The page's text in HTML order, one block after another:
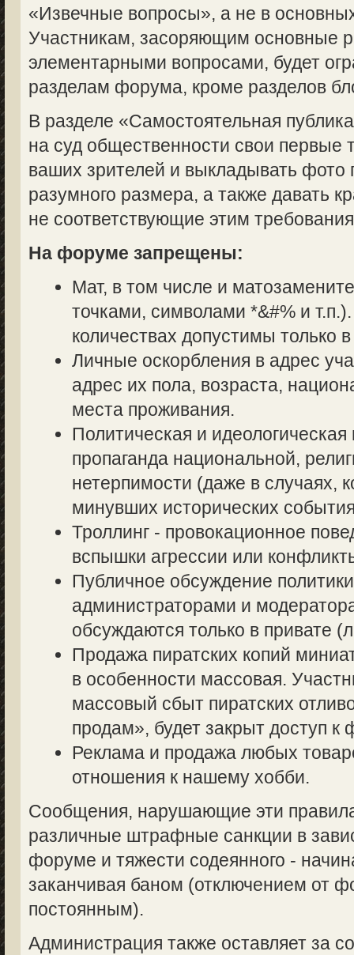
«Извечные вопросы», а не в
Участникам, засоряющим основные
элементарными вопросами, будет
разделам форума, кроме разделов
В разделе «Самостоятельная
на суд общественности свои первые
ваших зрителей и выкладывать фото
разумного размера, а также давать
не соответствующие этим
На форуме запрещены:
Мат, в том числе и
точками, символами *&#% и
количествах допустимы только
Личные оскорбления в адрес
адрес их пола, возраста,
места проживания.
Политическая и
пропаганда национальной,
нетерпимости (даже в случаях,
минувших исторических
Троллинг - провокационное
вспышки агрессии или
Публичное обсуждение
администраторами и
обсуждаются только в привате
Продажа пиратских копий
в особенности массовая.
массовый сбыт пиратских
продам», будет закрыт доступ к
Реклама и продажа любых
отношения к нашему хобби.
Сообщения, нарушающие эти
различные штрафные санкции в
форуме и тяжести содеянного -
заканчивая баном (отключением от
постоянным).
Администрация также оставляет за